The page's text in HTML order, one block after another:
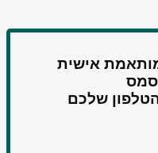
אישית
סמס
שלכם